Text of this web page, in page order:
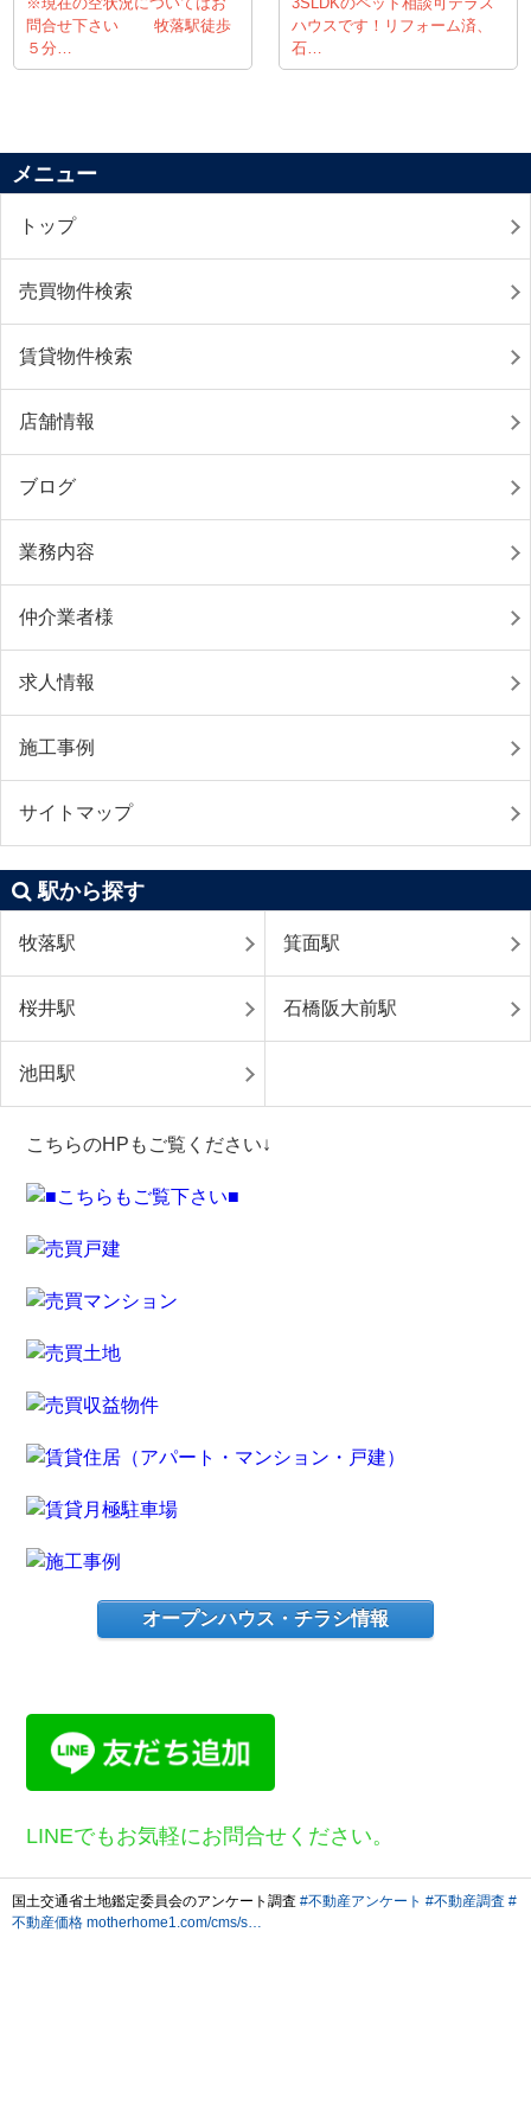
問合せ下さい 牧落駅徒歩
５分…
ハウスです！リフォーム済、
石…
メニュー
トップ
売買物件検索
賃貸物件検索
店舗情報
ブログ
業務内容
仲介業者様
求人情報
施工事例
サイトマップ
駅から探す
牧落駅 箕面駅
桜井駅 石橋阪大前駅
池田駅
こちらのHPもご覧ください↓
オープンハウス・チラシ情報
LINEでもお気軽にお問合せください。